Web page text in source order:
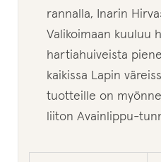
Taru Maaret Päiviö
Virpi Jääskö
rannalla, Inarin
Valikoimaan kuuluu
hartiahuiveista
kaikissa Lapin
tuotteille on
liiton Avainlippu-